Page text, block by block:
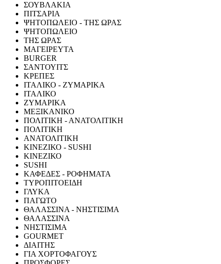
ΣΟΥΒΛΑΚΙΑ
ΠΙΤΣΑΡΙΑ
ΨΗΤΟΠΩΛΕΙΟ - ΤΗΣ ΩΡΑΣ
ΨΗΤΟΠΩΛΕΙΟ
ΤΗΣ ΩΡΑΣ
ΜΑΓΕΙΡΕΥΤΑ
BURGER
ΣΑΝΤΟΥΙΤΣ
ΚΡΕΠΕΣ
ΙΤΑΛΙΚΟ - ΖΥΜΑΡΙΚΑ
ΙΤΑΛΙΚΟ
ΖΥΜΑΡΙΚΑ
ΜΕΞΙΚΑΝΙΚΟ
ΠΟΛΙΤΙΚΗ - ΑΝΑΤΟΛΙΤΙΚΗ
ΠΟΛΙΤΙΚΗ
ΑΝΑΤΟΛΙΤΙΚΗ
ΚΙΝΕΖΙΚΟ - SUSHI
ΚΙΝΕΖΙΚΟ
SUSHI
ΚΑΦΕΔΕΣ - ΡΟΦΗΜΑΤΑ
ΤΥΡΟΠΙΤΟΕΙΔΗ
ΓΛΥΚΑ
ΠΑΓΩΤΟ
ΘΑΛΑΣΣΙΝΑ - ΝΗΣΤΙΣΙΜΑ
ΘΑΛΑΣΣΙΝΑ
ΝΗΣΤΙΣΙΜΑ
GOURMET
ΔΙΑΙΤΗΣ
ΓΙΑ ΧΟΡΤΟΦΑΓΟΥΣ